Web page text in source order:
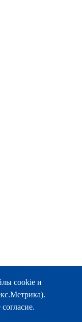
cookie и